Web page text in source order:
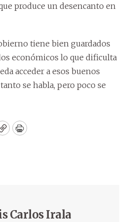
produce un desencanto en
tiene bien guardados
económicos lo que dificulta
acceder a esos buenos
se habla, pero poco se
CopyPrint
Carlos Irala